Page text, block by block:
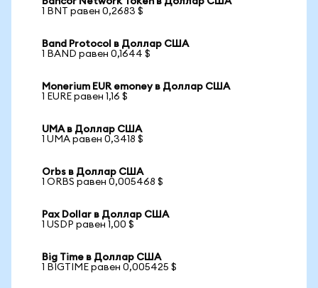
1 BNT равен 0,2683 $
Band Protocol в Доллар США
1 BAND равен 0,1644 $
Monerium EUR emoney в Доллар США
1 EURE равен 1,16 $
UMA в Доллар США
1 UMA равен 0,3418 $
Orbs в Доллар США
1 ORBS равен 0,005468 $
Pax Dollar в Доллар США
1 USDP равен 1,00 $
Big Time в Доллар США
1 BIGTIME равен 0,005425 $